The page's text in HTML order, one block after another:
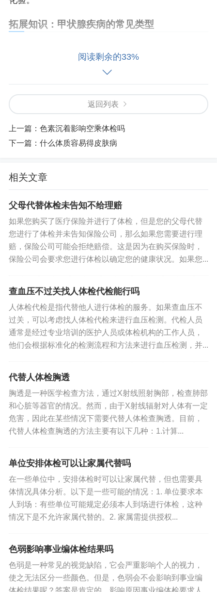
拓展知识：甲状腺疾病的常见类型
亢进症、甲状腺结节、甲状腺癌等。
为什么需要检查甲状腺功能？
甲状腺功能好坏直接关系到人体内部代谢物质的平
衡，掌握甲状腺功能水平对于人体健康非常重要。
一旦甲状腺功能出现异常，可能会导致代谢减慢或
而影响工作、生活和社交。
综上所述，入职体检中一般会包含甲状腺功能的检
查项目。甲状腺功能的检查需要在检测前空腹，这
个过程其实对人体并不会造成太大的影响。但是掌
握甲状腺功能水平对于人体健康非常重要，因此建
障自己身体健康。
标签: 入职体检有没有甲状腺功能
阅读剩余的33%
返回列表
上一篇： 色素沉着影响空乘体检吗
下一篇： 什么体质容易得皮肤病
相关文章
父母代替体检未告知不给理赔
如果您购买了医疗保险并进行了体检，但是您的父母代替
您进行了体检并未告知保险公司，那么如果您需要进行理
赔，保险公司可能会拒绝赔偿。这是因为在购买保险时，
保险公司会要求您进行体检以确定您的健康状况。如果您...
查血压不过关找人体检代检能行吗
人体检代检是指代替他人进行体检的服务。如果查血压不
过关，可以考虑找人体检代检来进行血压检测。代检人员
通常是经过专业培训的医护人员或体检机构的工作人员，
他们会根据标准化的检测流程和方法来进行血压检测，并...
代替人体检胸透
胸透是一种医学检查方法，通过X射线照射胸部，检查肺部
和心脏等器官的情况。然而，由于X射线辐射对人体有一定
危害，因此在某些情况下需要代替人体检查胸透。目前，
代替人体检查胸透的方法主要有以下几种：1.计算...
单位安排体检可以让家属代替吗
在一些单位中，安排体检时可以让家属代替，但也需要具
体情况具体分析。以下是一些可能的情况：1. 单位要求本
人到场：有些单位可能规定必须本人到场进行体检，这种
情况下是不允许家属代替的。2. 家属需提供授权...
色弱影响事业编体检结果吗
色弱是一种常见的视觉缺陷，它会严重影响个人的视力，
使之无法区分一些颜色。但是，色弱会不会影响到事业编
体检结果呢？答案是肯定的。影响原因事业编体检要求人